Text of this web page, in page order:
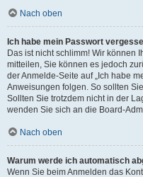
Nach oben
Ich habe mein Passwort
Das ist nicht schlimm! Wir können
mitteilen, Sie können es jedoch
der Anmelde-Seite auf „Ich habe
Anweisungen folgen. So sollten
Sollten Sie trotzdem nicht in der
wenden Sie sich an die Board-
Nach oben
Warum werde ich automatisch
Wenn Sie beim Anmelden das